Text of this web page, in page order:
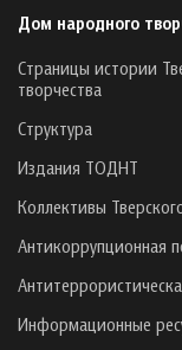
Дом народного
Страницы истории
творчества
Структура
Издания ТОДНТ
Коллективы
Антикоррупционная
Информационные